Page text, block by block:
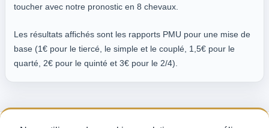
toucher avec notre pronostic en 8 chevaux.
Les résultats affichés sont les rapports PMU pour une mise de
base (1€ pour le tiercé, le simple et le couplé, 1,5€ pour le
quarté, 2€ pour le quinté et 3€ pour le 2/4).